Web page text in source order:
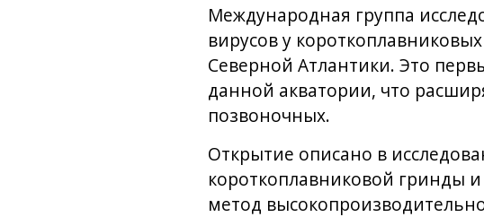
Международная группа
вирусов у
Северной Атлантики. Это
данной акватории, что
позвоночных.
Открытие описано в
короткоплавниковой гринды
метод